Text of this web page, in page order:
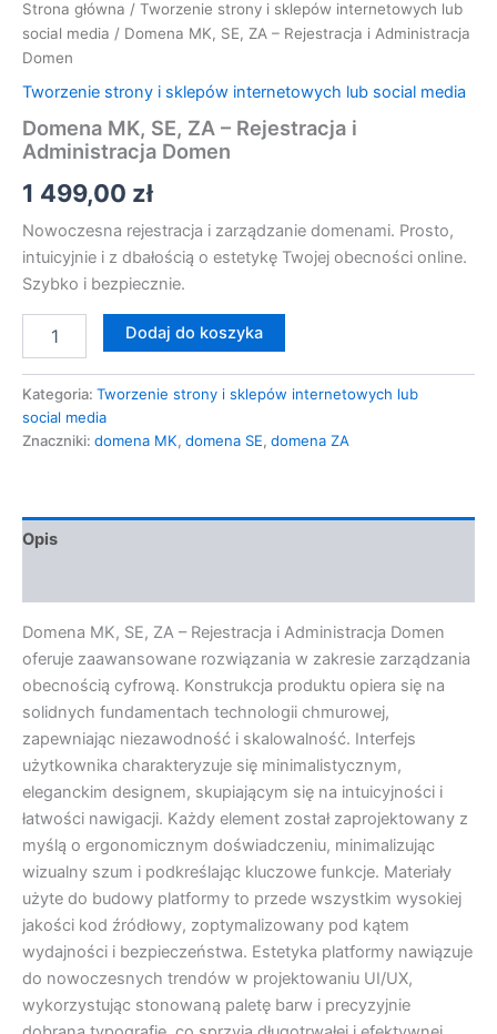
Strona główna / Tworzenie strony i sklepów internetowych lub
social media / Domena MK, SE, ZA – Rejestracja i Administracja
Domen
Tworzenie strony i sklepów internetowych lub social media
Domena MK, SE, ZA – Rejestracja i
Administracja Domen
1 499,00 zł
Nowoczesna rejestracja i zarządzanie domenami. Prosto,
intuicyjnie i z dbałością o estetykę Twojej obecności online.
Szybko i bezpiecznie.
Dodaj do koszyka
Kategoria: Tworzenie strony i sklepów internetowych lub
social media
Znaczniki: domena MK, domena SE, domena ZA
Opis
Domena MK, SE, ZA – Rejestracja i Administracja Domen
oferuje zaawansowane rozwiązania w zakresie zarządzania
obecnością cyfrową. Konstrukcja produktu opiera się na
solidnych fundamentach technologii chmurowej,
zapewniając niezawodność i skalowalność. Interfejs
użytkownika charakteryzuje się minimalistycznym,
eleganckim designem, skupiającym się na intuicyjności i
łatwości nawigacji. Każdy element został zaprojektowany z
myślą o ergonomicznym doświadczeniu, minimalizując
wizualny szum i podkreślając kluczowe funkcje. Materiały
użyte do budowy platformy to przede wszystkim wysokiej
jakości kod źródłowy, zoptymalizowany pod kątem
wydajności i bezpieczeństwa. Estetyka platformy nawiązuje
do nowoczesnych trendów w projektowaniu UI/UX,
wykorzystując stonowaną paletę barw i precyzyjnie